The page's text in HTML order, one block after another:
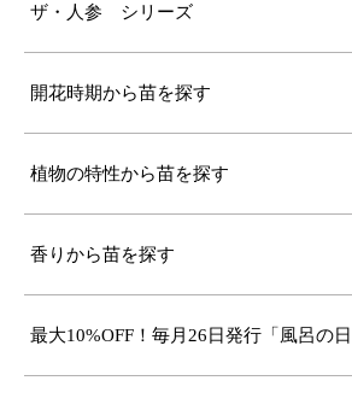
ザ・人参 シリーズ
開花時期から苗を探す
植物の特性から苗を探す
香りから苗を探す
最大10%OFF！毎月26日発行「風呂の日